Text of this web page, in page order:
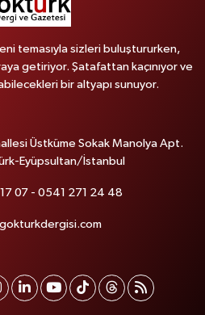
temasıyla sizleri buluştururken,
getiriyor. Şatafattan kaçınıyor ve
bir altyapı sunuyor.
Üstküme Sokak Manolya Apt.
Eyüpsultan/İstanbul
07 - 0541 271 24 48